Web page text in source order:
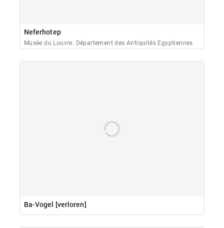
Neferhotep
Musée du Louvre. Département des Antiquités Egyptiennes
Ba-Vogel [verloren]